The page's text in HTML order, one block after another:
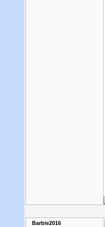
Barbie2016